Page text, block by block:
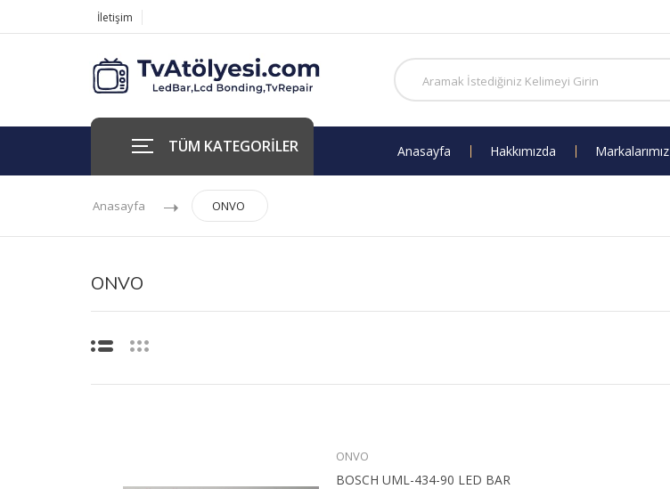
İletişim
TÜM KATEGORİLER Anasayfa Hakkımızda Markalarımız
Anasayfa ONVO
ONVO
ONVO
BOSCH UML-434-90 LED BAR